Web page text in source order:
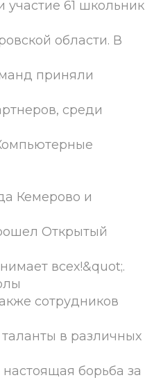
участие 61 школьник
области. В
приняли
среди
Кемерово и
Открытый
всех!&quot;.
сотрудников
в различных
борьба за